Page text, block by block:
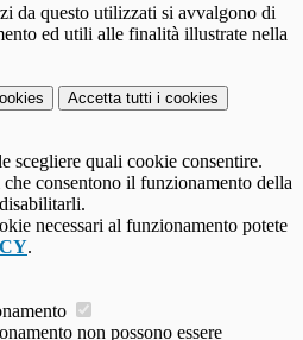
da questo utilizzati si avvalgono di
ed utili alle finalità illustrate nella
Accetta tutti i cookies
scegliere quali cookie consentire.
consentono il funzionamento della
necessari al funzionamento potete
.
non possono essere